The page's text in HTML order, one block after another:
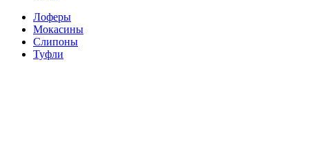
Лоферы
Мокасины
Слипоны
Туфли